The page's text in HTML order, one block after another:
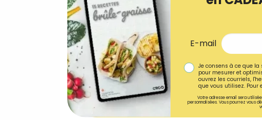
E-mail
Je consens à ce que
pour mesurer et
ouvrez les courriels,
que vous utilisez. Pour
Votre adresse email sera
personnalisées. Vous pourrez vous